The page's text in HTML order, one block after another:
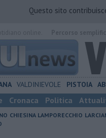
Questo sito
VALDINIEVOLE PISTOIA
Cronaca Politica
CHIESINA LAMPORECCHIO